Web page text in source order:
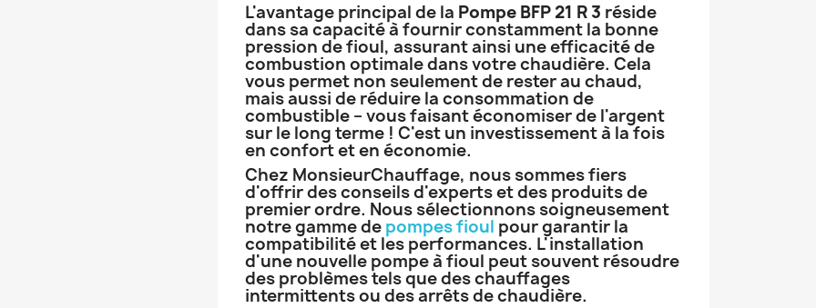
L'avantage principal de la Pompe BFP 21 R 3 réside
dans sa capacité à fournir constamment la bonne
pression de fioul, assurant ainsi une efficacité de
combustion optimale dans votre chaudière. Cela
vous permet non seulement de rester au chaud,
mais aussi de réduire la consommation de
combustible – vous faisant économiser de l'argent
sur le long terme ! C'est un investissement à la fois
en confort et en économie.
Chez MonsieurChauffage, nous sommes fiers
d'offrir des conseils d'experts et des produits de
premier ordre. Nous sélectionnons soigneusement
notre gamme de pompes fioul pour garantir la
compatibilité et les performances. L'installation
d'une nouvelle pompe à fioul peut souvent résoudre
des problèmes tels que des chauffages
intermittents ou des arrêts de chaudière.